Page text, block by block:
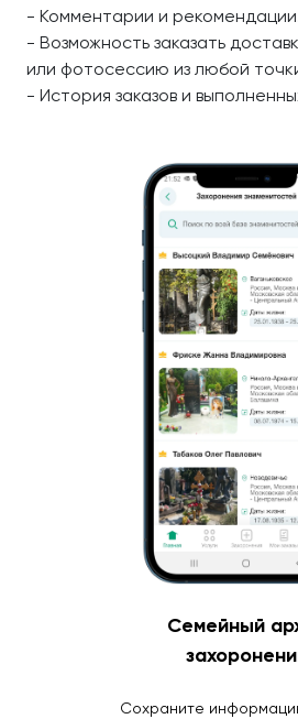
- Комментарии и
- Возможность заказать
или фотосессию из любой
- История заказов и
Семейный
Сохраните